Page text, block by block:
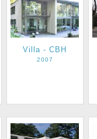
Villa - CBH
2007